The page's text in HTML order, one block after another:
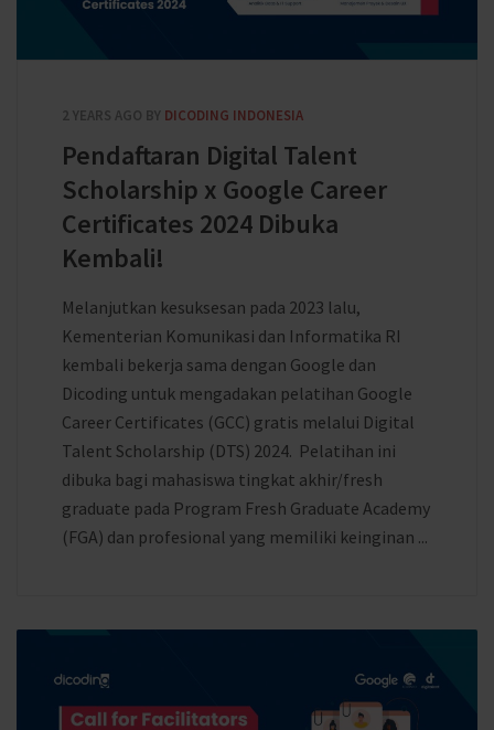
2 YEARS AGO BY DICODING INDONESIA
Pendaftaran Digital Talent
Scholarship x Google Career
Certificates 2024 Dibuka
Kembali!
Melanjutkan kesuksesan pada 2023 lalu,
Kementerian Komunikasi dan Informatika RI
kembali bekerja sama dengan Google dan
Dicoding untuk mengadakan pelatihan Google
Career Certificates (GCC) gratis melalui Digital
Talent Scholarship (DTS) 2024. Pelatihan ini
dibuka bagi mahasiswa tingkat akhir/fresh
graduate pada Program Fresh Graduate Academy
(FGA) dan profesional yang memiliki keinginan ...